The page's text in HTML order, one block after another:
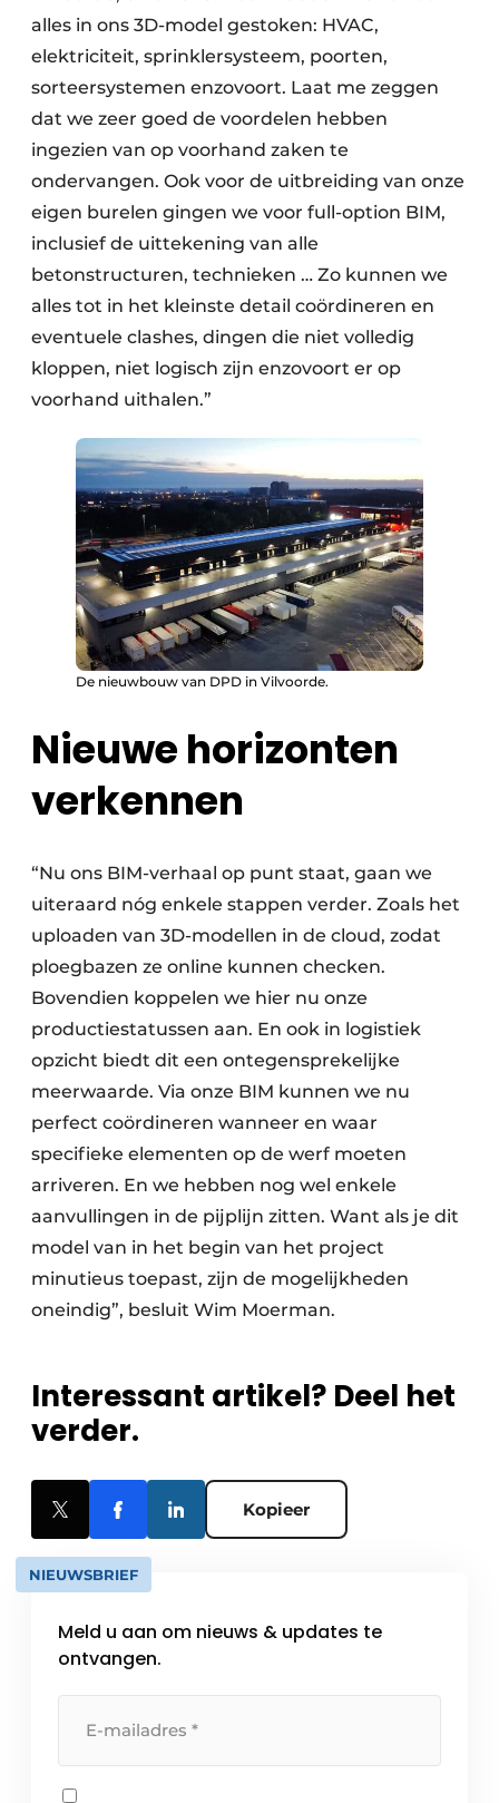
alles in ons 3D-model gestoken: HVAC,
elektriciteit, sprinklersysteem, poorten,
sorteersystemen enzovoort. Laat me zeggen
dat we zeer goed de voordelen hebben
ingezien van op voorhand zaken te
ondervangen. Ook voor de uitbreiding van onze
eigen burelen gingen we voor full-option BIM,
inclusief de uittekening van alle
betonstructuren, technieken … Zo kunnen we
alles tot in het kleinste detail coördineren en
eventuele clashes, dingen die niet volledig
kloppen, niet logisch zijn enzovoort er op
voorhand uithalen.”
De nieuwbouw van DPD in Vilvoorde.
Nieuwe horizonten
verkennen
“Nu ons BIM-verhaal op punt staat, gaan we
uiteraard nóg enkele stappen verder. Zoals het
uploaden van 3D-modellen in de cloud, zodat
ploegbazen ze online kunnen checken.
Bovendien koppelen we hier nu onze
productiestatussen aan. En ook in logistiek
opzicht biedt dit een ontegensprekelijke
meerwaarde. Via onze BIM kunnen we nu
perfect coördineren wanneer en waar
specifieke elementen op de werf moeten
arriveren. En we hebben nog wel enkele
aanvullingen in de pijplijn zitten. Want als je dit
model van in het begin van het project
minutieus toepast, zijn de mogelijkheden
oneindig”, besluit Wim Moerman.
Interessant artikel? Deel het
verder.
Kopieer
NIEUWSBRIEF
Meld u aan om nieuws & updates te
ontvangen.